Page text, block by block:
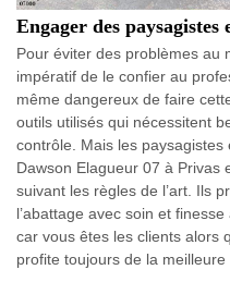
Engager des
Pour éviter des problèmes au
impératif de le confier au
même dangereux de faire
outils utilisés qui nécessitent
contrôle. Mais les paysagistes
Dawson Elagueur 07 à Privas
suivant les règles de l’art. Ils
l’abattage avec soin et
car vous êtes les clients alors
profite toujours de la meilleure